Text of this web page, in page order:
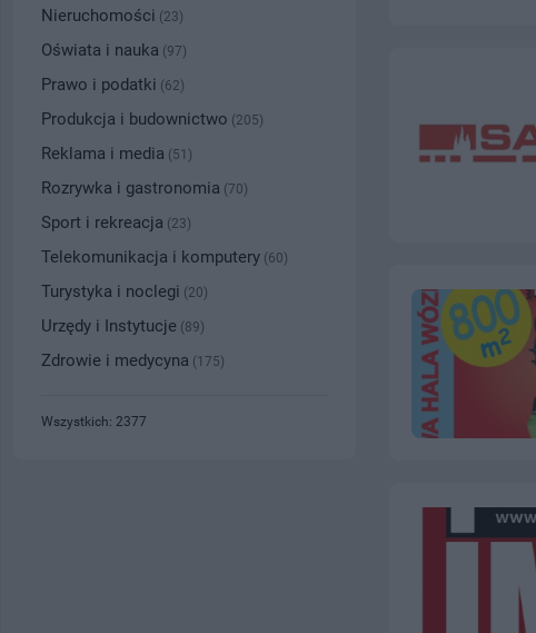
Nieruchomości (23)
Oświata i nauka (97)
Prawo i podatki (62)
Produkcja i budownictwo (205)
Reklama i media (51)
Rozrywka i gastronomia (70)
Sport i rekreacja (23)
Telekomunikacja i komputery (60)
Turystyka i noclegi (20)
Urzędy i Instytucje (89)
Zdrowie i medycyna (175)
Wszystkich: 2377